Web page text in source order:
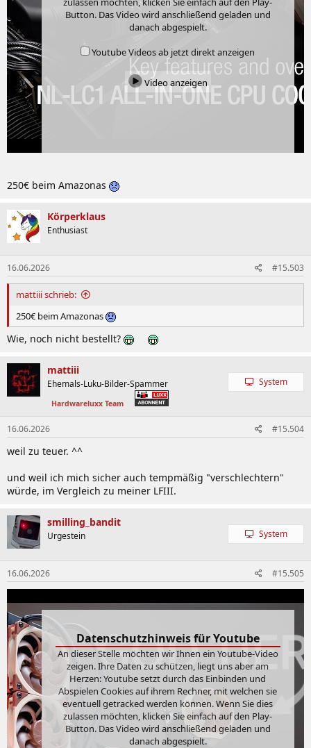
Button. Das Video wird anschließend geladen und
danach abgespielt.
Youtube Videos ab jetzt direkt anzeigen
Video anzeigen
250€ beim Amazonas
Körperklaus
Enthusiast
16.06.2026 #15.503
mattiii schrieb:
250€ beim Amazonas
Wie, noch nicht bestellt?
mattiii
Ehemals-Luku-Bilder-Spammer
Hardwareluxx Team
System
16.06.2026 #15.504
weil zu teuer. ^^
und weil ich mich sicher auch tempmäßig "verschlechtern"
würde, im Vergleich zu meiner LFIII.
smilling_bandit
Urgestein System
16.06.2026 #15.505
Datenschutzhinweis für Youtube
An dieser Stelle möchten wir Ihnen ein Youtube-Video
zeigen. Ihre Daten zu schützen, liegt uns aber am
Herzen: Youtube setzt durch das Einbinden und
Abspielen Cookies auf ihrem Rechner, mit welchen sie
eventuell getracked werden können. Wenn Sie dies
zulassen möchten, klicken Sie einfach auf den Play-
Button. Das Video wird anschließend geladen und
danach abgespielt.